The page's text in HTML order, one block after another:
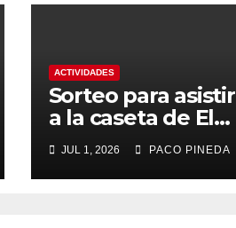
ACTIVIDADES
Sorteo para asistir
a la caseta de El
Rengue, Feria de
Málaga 2026
JUL 1, 2026 PACO PINEDA